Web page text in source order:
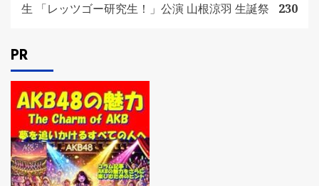
生 「レッツゴー研究生！」公演 山根涼羽 生誕祭
230
PR